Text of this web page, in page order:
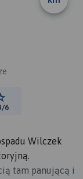
Ocena trasy:
6
Wilczek
tam panującą i